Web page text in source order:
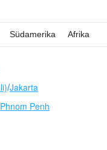
Südamerika Afrika
/Jakarta
Phnom Penh